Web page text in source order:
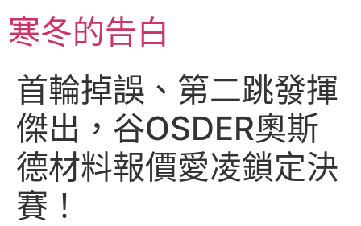
至
主寒冬的告白
首輪掉誤、第二跳發揮
傑出，谷OSDER奧斯
德材料報價愛凌鎖定決
賽！